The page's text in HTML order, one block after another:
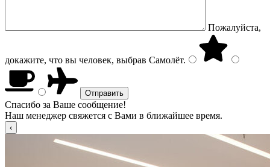
Пожалуйста,
докажите, что вы человек, выбрав Самолёт.
Спасибо за Ваше сообщение!
Наш менеджер свяжется с Вами в ближайшее время.